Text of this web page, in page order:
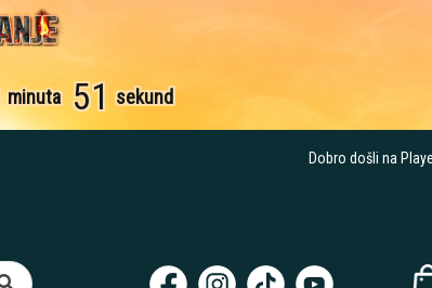
minuta 50 sekundi
Dobro došli na